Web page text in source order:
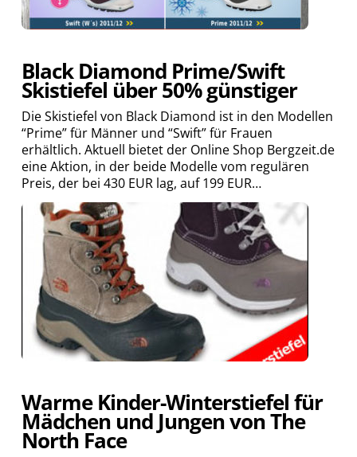
Black Diamond Prime/Swift
Skistiefel über 50% günstiger
Die Skistiefel von Black Diamond ist in den Modellen
“Prime” für Männer und “Swift” für Frauen
erhältlich. Aktuell bietet der Online Shop Bergzeit.de
eine Aktion, in der beide Modelle vom regulären
Preis, der bei 430 EUR lag, auf 199 EUR…
Warme Kinder-Winterstiefel für
Mädchen und Jungen von The
North Face